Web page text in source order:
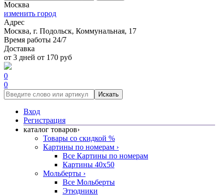
Москва
изменить город
Адрес
Москва, г. Подольск, Коммунальная, 17
Время работы 24/7
Доставка
от 3 дней от 170 руб
0
0
Искать
Вход
Регистрация
каталог товаров›
Товары со скидкой %
Картины по номерам ›
Все Картины по номерам
Картины 40x50
Мольберты ›
Все Мольберты
Этюдники